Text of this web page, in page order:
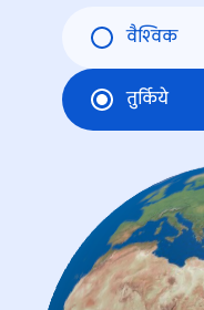
वैश्विक
तुर्किये